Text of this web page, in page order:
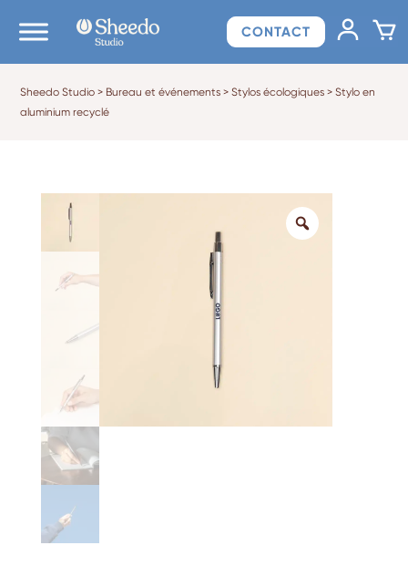
CONTACT
Sheedo Studio > Bureau et événements >Stylos écologiques >Stylo en
aluminium recyclé